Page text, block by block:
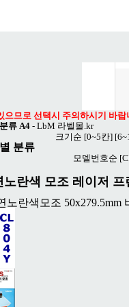
므로 선택시 주의하시기 바랍
류 A4 - LbM 라벨몰.kr
크기순 [0~5칸]
분류
모델번호순
노란색 모조 레이저
란색모조